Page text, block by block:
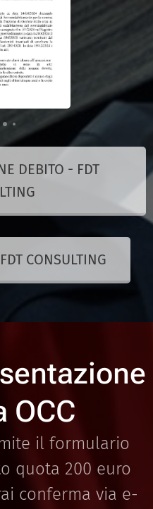
DEBITO - FDT
CONSULTING
OCC
il formulario
quota 200 euro
conferma via e-